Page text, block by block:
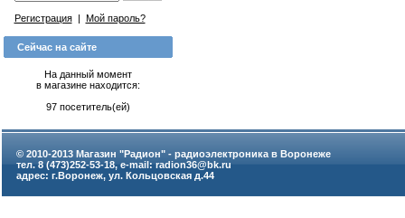
Регистрация| Мой пароль?
Сейчас на сайте
На данный момент
в магазине находится:
97 посетитель(ей)
© 2010-2013 Магазин "Радион" - радиоэлектроника в Воронеже
тел. 8 (473)252-53-18, e-mail: radion36@bk.ru
адрес: г.Воронеж, ул. Кольцовская д.44